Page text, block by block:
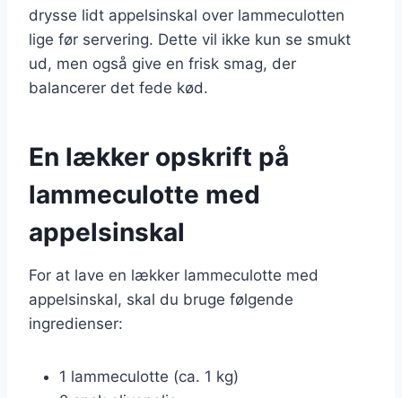
drysse lidt appelsinskal over lammeculotten
lige før servering. Dette vil ikke kun se smukt
ud, men også give en frisk smag, der
balancerer det fede kød.
En lækker opskrift på
lammeculotte med
appelsinskal
For at lave en lækker lammeculotte med
appelsinskal, skal du bruge følgende
ingredienser:
1 lammeculotte (ca. 1 kg)